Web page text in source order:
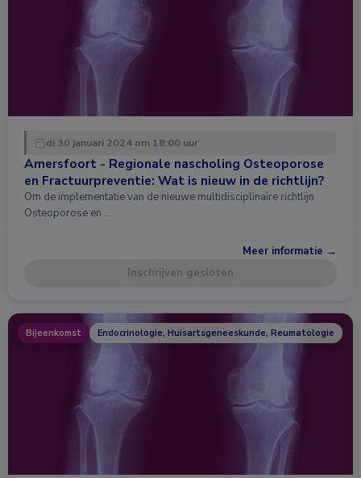
di 30 januari 2024 om 18:00 uur
Amersfoort - Regionale nascholing Osteoporose
en Fractuurpreventie: Wat is nieuw in de richtlijn?
Om de implementatie van de nieuwe multidisciplinaire richtlijn
Osteoporose en …
Meer informatie →
Inschrijven gesloten
Bijeenkomst Endocrinologie, Huisartsgeneeskunde, Reumatologie